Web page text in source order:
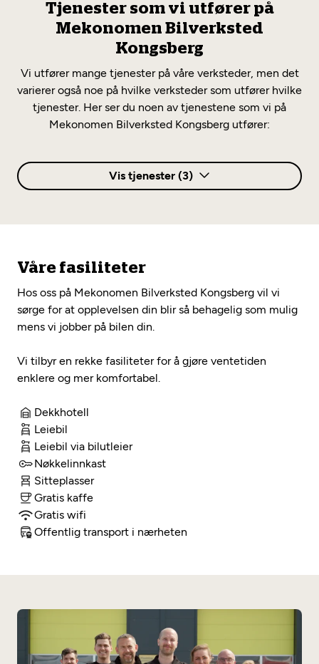
Tjenester som vi utfører på
Mekonomen Bilverksted
Kongsberg
Vi utfører mange tjenester på våre verksteder, men det
varierer også noe på hvilke verksteder som utfører hvilke
tjenester. Her ser du noen av tjenestene som vi på
Mekonomen Bilverksted Kongsberg utfører:
Vis tjenester (3)
Annet
Elbilsertifisert
Våre fasiliteter
Hos oss på Mekonomen Bilverksted Kongsberg vil vi
sørge for at opplevelsen din blir så behagelig som mulig
mens vi jobber på bilen din.
Vi tilbyr en rekke fasiliteter for å gjøre ventetiden
enklere og mer komfortabel.
Dekkhotell
Leiebil
Leiebil via bilutleier
Nøkkelinnkast
Sitteplasser
Gratis kaffe
Gratis wifi
Offentlig transport i nærheten